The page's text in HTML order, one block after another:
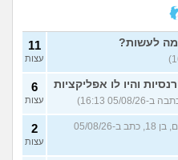
8
עצות
עצות
5
עצות
לעשות? 11
עצות
והיו לו אפליקציות
6
עצות
(בן אדם, בן 18, כתב ב-05/08/26
2
עצות